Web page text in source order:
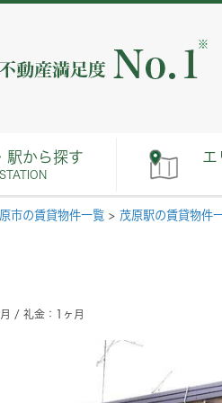
※
駅から探す
STATION
エ
市の賃貸物件一覧 > 茂原駅の賃貸物件
/ 礼金：1ヶ月